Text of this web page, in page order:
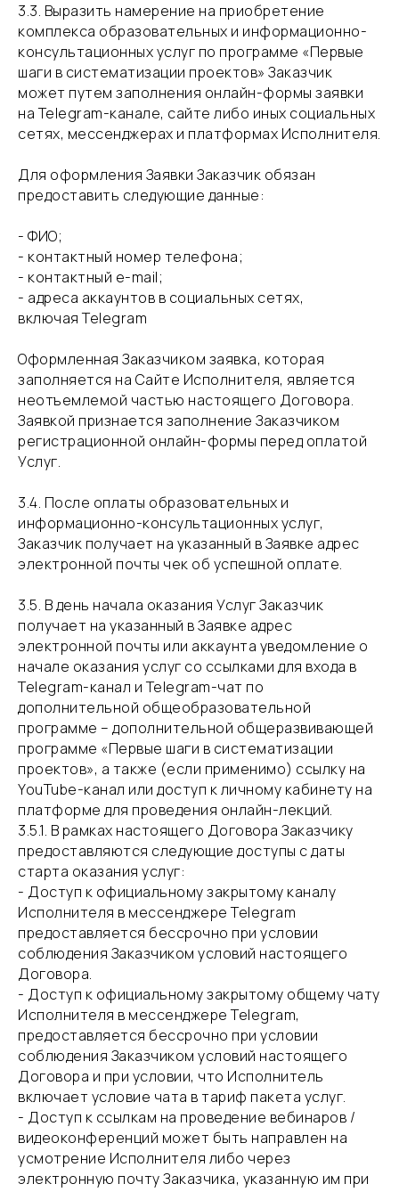
​3.3. Выразить намерение на приобретение
комплекса образовательных и информационно-
консультационных услуг по программе «Первые
шаги в систематизации проектов» Заказчик
может путем заполнения онлайн-формы заявки
на Telegram-канале, сайте либо иных социальных
сетях, мессенджерах и платформах Исполнителя.
​Для оформления Заявки Заказчик обязан
предоставить следующие данные:
- ФИО;
- контактный номер телефона;
- контактный e-mail;
- адреса аккаунтов в социальных сетях,
включая Telegram
Оформленная Заказчиком заявка, которая
заполняется на Сайте Исполнителя, является
неотъемлемой частью настоящего Договора.
Заявкой признается заполнение Заказчиком
регистрационной онлайн-формы перед оплатой
Услуг.
​3.4. После оплаты образовательных и
информационно-консультационных услуг,
Заказчик получает на указанный в Заявке адрес
электронной почты чек об успешной оплате.
​3.5. В день начала оказания Услуг Заказчик
получает на указанный в Заявке адрес
электронной почты или аккаунта уведомление о
начале оказания услуг со ссылками для входа в
Telegram-канал и Telegram-чат по
дополнительной общеобразовательной
программе – дополнительной общеразвивающей
программе «Первые шаги в систематизации
проектов», а также (если применимо) ссылку на
YouTube-канал или доступ к личному кабинету на
платформе для проведения онлайн-лекций.
​3.5.1. В рамках настоящего Договора Заказчику
предоставляются следующие доступы с даты
старта оказания услуг:
- Доступ к официальному закрытому каналу
Исполнителя в мессенджере Telegram
предоставляется бессрочно при условии
соблюдения Заказчиком условий настоящего
Договора.
- Доступ к официальному закрытому общему чату
Исполнителя в мессенджере Telegram,
предоставляется бессрочно при условии
соблюдения Заказчиком условий настоящего
Договора и при условии, что Исполнитель
включает условие чата в тариф пакета услуг.
- Доступ к ссылкам на проведение вебинаров /
видеоконференций может быть направлен на
усмотрение Исполнителя либо через
электронную почту Заказчика, указанную им при